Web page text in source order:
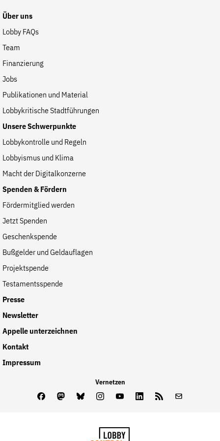
Über uns
Lobby FAQs
Team
Finanzierung
Jobs
Publikationen und Material
Lobbykritische Stadtführungen
Unsere Schwerpunkte
Lobbykontrolle und Regeln
Lobbyismus und Klima
Macht der Digitalkonzerne
Spenden & Fördern
Fördermitglied werden
Jetzt Spenden
Geschenkspende
Bußgelder und Geldauflagen
Projektspende
Testamentsspende
Presse
Newsletter
Appelle unterzeichnen
Kontakt
Impressum
Vernetzen
FacebookMastodon
BlueskyInstagram
YoutubeLinkedInFeed